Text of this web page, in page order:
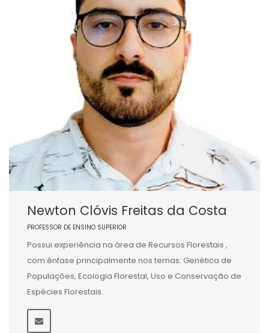
Newton Clóvis Freitas da Costa
PROFESSOR DE ENSINO SUPERIOR
Possui experiência na área de Recursos Florestais ,
com ênfase principalmente nos temas: Genética de
Populações, Ecologia Florestal, Uso e Conservação de
Espécies Florestais.